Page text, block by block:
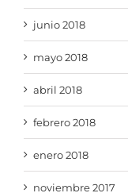
junio 2018
mayo 2018
abril 2018
febrero 2018
enero 2018
noviembre 2017